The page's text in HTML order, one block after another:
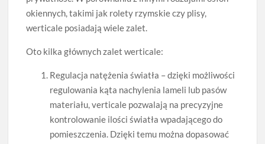
okiennych, takimi jak rolety rzymskie czy plisy,
werticale posiadają wiele zalet.
Oto kilka głównych zalet werticale:
Regulacja natężenia światła – dzięki możliwości
regulowania kąta nachylenia lameli lub pasów
materiału, verticale pozwalają na precyzyjne
kontrolowanie ilości światła wpadającego do
pomieszczenia. Dzięki temu można dopasować